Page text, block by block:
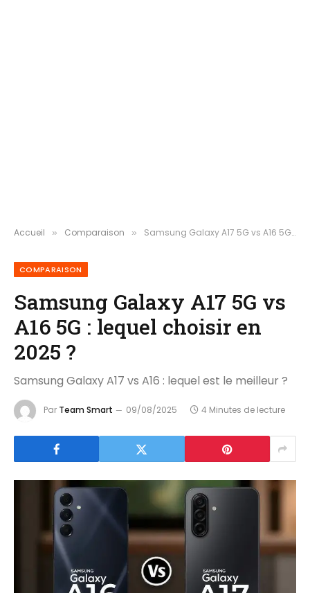
Accueil » Comparaison » Samsung Galaxy A17 5G vs A16 5G : lequel choisir en 2025 ?
COMPARAISON
Samsung Galaxy A17 5G vs
A16 5G : lequel choisir en
2025 ?
Samsung Galaxy A17 vs A16 : lequel est le meilleur ?
Par Team Smart 09/08/2025 4 Minutes de lecture